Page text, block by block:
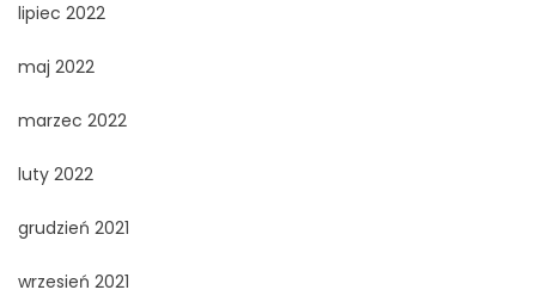
lipiec 2022
maj 2022
marzec 2022
luty 2022
grudzień 2021
wrzesień 2021